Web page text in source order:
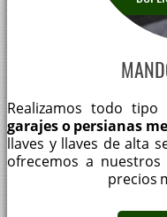
Realizamos todo tipo
garajes o persianas
llaves y llaves de alta
ofrecemos a
precios